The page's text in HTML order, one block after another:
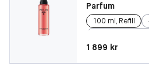
Parfum
100 ml, Refill
Pris: 1 899 kr
1 899 kr